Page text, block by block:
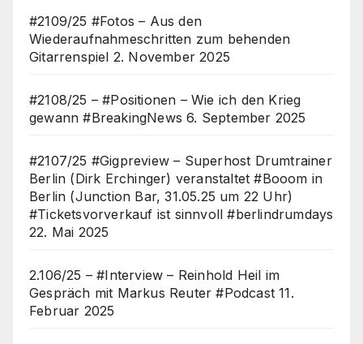
#2109/25 #Fotos – Aus den
Wiederaufnahmeschritten zum behenden
Gitarrenspiel 2. November 2025
#2108/25 – #Positionen – Wie ich den Krieg
gewann #BreakingNews 6. September 2025
#2107/25 #Gigpreview – Superhost Drumtrainer
Berlin (Dirk Erchinger) veranstaltet #Booom in
Berlin (Junction Bar, 31.05.25 um 22 Uhr)
#Ticketsvorverkauf ist sinnvoll #berlindrumdays
22. Mai 2025
2.106/25 – #Interview – Reinhold Heil im
Gespräch mit Markus Reuter #Podcast 11.
Februar 2025